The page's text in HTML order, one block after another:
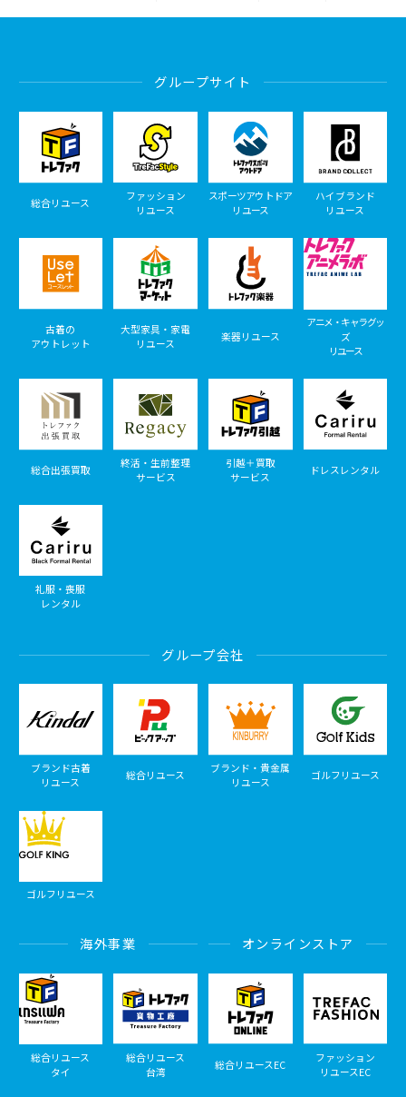
グループサイト
総合リユース
ファッション
リユース
スポーツアウトドア
リユース
ハイブランド
リユース
古着の
アウトレット
大型家具・家電
リユース
楽器リユース
アニメ・キャラグッ
ズ
リユース
総合出張買取
終活・生前整理
サービス
引越＋買取
サービス
ドレスレンタル
礼服・喪服
レンタル
グループ会社
ブランド古着
リユース
総合リユース
ブランド・貴金属
リユース
ゴルフリユース
ゴルフリユース
海外事業
総合リユース
タイ
総合リユース
台湾
オンラインストア
総合リユースEC
ファッション
リユースEC